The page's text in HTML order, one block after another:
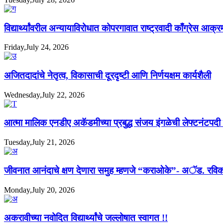
विद्यार्थ्यांवरील अन्यायाविरोधात कोपरगावात राष्ट्रवादी काँग्रेस
Friday,July 24, 2026
अजितदादांचे नेतृत्व, विकासाची दूरदृष्टी आणि निर्णयक्षम कार्यशैली
Wednesday,July 22, 2026
आत्मा मालिक एनडीए अकॅडमीच्या प्रबुद्ध संजय इंगळेची लेफ्टनंटपदी
Tuesday,July 21, 2026
जीवनात आनंदाचे क्षण देणारा समुह म्हणजे “कराओके”- अॅड.
Monday,July 20, 2026
अकरावीच्या नवोदित विद्यार्थ्यांचे जल्लोषात स्वागत !!